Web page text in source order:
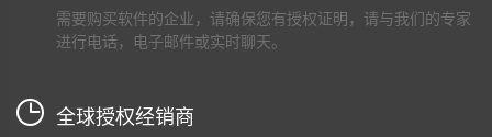
需要购买软件的企业，请确保您有授权证明，请与我们的专家
进行电话，电子邮件或实时聊天。
全球授权经销商